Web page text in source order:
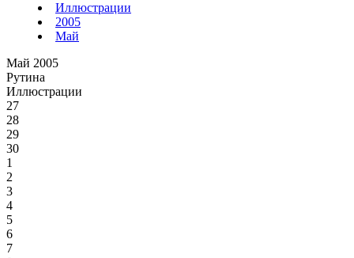
Иллюстрации
2005
Май
Май 2005
Рутина
Иллюстрации
27
28
29
30
1
2
3
4
5
6
7